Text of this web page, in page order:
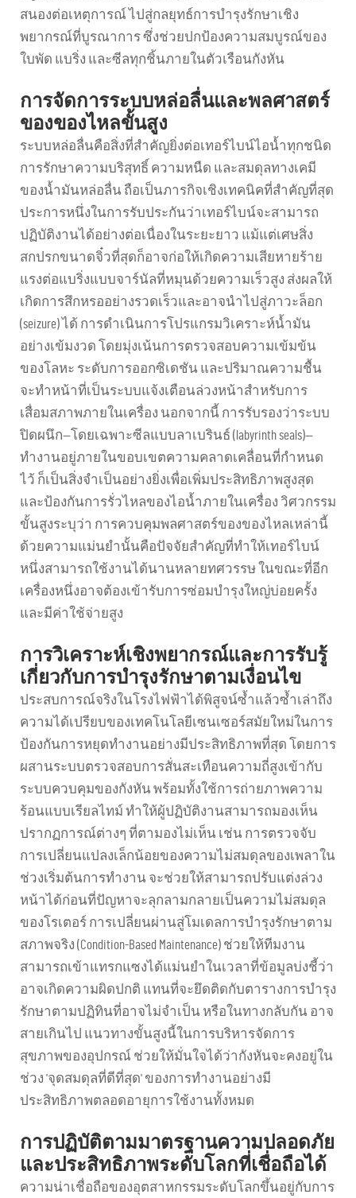
สนองต่อเหตุการณ์ ไปสู่กลยุทธ์การบำรุงรักษาเชิง
พยากรณ์ที่บูรณาการ ซึ่งช่วยปกป้องความสมบูรณ์ของ
ใบพัด แบริ่ง และซีลทุกชิ้นภายในตัวเรือนกังหัน
การจัดการระบบหล่อลื่นและพลศาสตร์
ของของไหลขั้นสูง
ระบบหล่อลื่นคือสิ่งที่สำคัญยิ่งต่อเทอร์ไบน์ไอน้ำทุกชนิด
การรักษาความบริสุทธิ์ ความหนืด และสมดุลทางเคมี
ของน้ำมันหล่อลื่น ถือเป็นภารกิจเชิงเทคนิคที่สำคัญที่สุด
ประการหนึ่งในการรับประกันว่าเทอร์ไบน์จะสามารถ
ปฏิบัติงานได้อย่างต่อเนื่องในระยะยาว แม้แต่เศษสิ่ง
สกปรกขนาดจิ๋วที่สุดก็อาจก่อให้เกิดความเสียหายร้าย
แรงต่อแบริ่งแบบจาร์นัลที่หมุนด้วยความเร็วสูง ส่งผลให้
เกิดการสึกหรออย่างรวดเร็วและอาจนำไปสู่ภาวะล็อก
(seizure) ได้ การดำเนินการโปรแกรมวิเคราะห์น้ำมัน
อย่างเข้มงวด โดยมุ่งเน้นการตรวจสอบความเข้มข้น
ของโลหะ ระดับการออกซิเดชัน และปริมาณความชื้น
จะทำหน้าที่เป็นระบบแจ้งเตือนล่วงหน้าสำหรับการ
เสื่อมสภาพภายในเครื่อง นอกจากนี้ การรับรองว่าระบบ
ปิดผนึก—โดยเฉพาะซีลแบบลาเบรินธ์ (labyrinth seals)—
ทำงานอยู่ภายในขอบเขตความคลาดเคลื่อนที่กำหนด
ไว้ ก็เป็นสิ่งจำเป็นอย่างยิ่งเพื่อเพิ่มประสิทธิภาพสูงสุด
และป้องกันการรั่วไหลของไอน้ำภายในเครื่อง วิศวกรรม
ขั้นสูงระบุว่า การควบคุมพลศาสตร์ของของไหลเหล่านี้
ด้วยความแม่นยำนั้นคือปัจจัยสำคัญที่ทำให้เทอร์ไบน์
หนึ่งสามารถใช้งานได้นานหลายทศวรรษ ในขณะที่อีก
เครื่องหนึ่งอาจต้องเข้ารับการซ่อมบำรุงใหญ่บ่อยครั้ง
และมีค่าใช้จ่ายสูง
การวิเคราะห์เชิงพยากรณ์และการรับรู้
เกี่ยวกับการบำรุงรักษาตามเงื่อนไข
ประสบการณ์จริงในโรงไฟฟ้าได้พิสูจน์ซ้ำแล้วซ้ำเล่าถึง
ความได้เปรียบของเทคโนโลยีเซนเซอร์สมัยใหม่ในการ
ป้องกันการหยุดทำงานอย่างมีประสิทธิภาพที่สุด โดยการ
ผสานระบบตรวจสอบการสั่นสะเทือนความถี่สูงเข้ากับ
ระบบควบคุมของกังหัน พร้อมทั้งใช้การถ่ายภาพความ
ร้อนแบบเรียลไทม์ ทำให้ผู้ปฏิบัติงานสามารถมองเห็น
ปรากฏการณ์ต่างๆ ที่ตามองไม่เห็น เช่น การตรวจจับ
การเปลี่ยนแปลงเล็กน้อยของความไม่สมดุลของเพลาใน
ช่วงเริ่มต้นการทำงาน จะช่วยให้สามารถปรับแต่งล่วง
หน้าได้ก่อนที่ปัญหาจะลุกลามกลายเป็นความไม่สมดุล
ของโรเตอร์ การเปลี่ยนผ่านสู่โมเดลการบำรุงรักษาตาม
สภาพจริง (Condition-Based Maintenance) ช่วยให้ทีมงาน
สามารถเข้าแทรกแซงได้แม่นยำในเวลาที่ข้อมูลบ่งชี้ว่า
อาจเกิดความผิดปกติ แทนที่จะยึดติดกับตารางการบำรุง
รักษาตามปฏิทินที่อาจไม่จำเป็น หรือในทางกลับกัน อาจ
สายเกินไป แนวทางขั้นสูงนี้ในการบริหารจัดการ
สุขภาพของอุปกรณ์ ช่วยให้มั่นใจได้ว่ากังหันจะคงอยู่ใน
ช่วง 'จุดสมดุลที่ดีที่สุด' ของการทำงานอย่างมี
ประสิทธิภาพตลอดอายุการใช้งานทั้งหมด
การปฏิบัติตามมาตรฐานความปลอดภัย
และประสิทธิภาพระดับโลกที่เชื่อถือได้
ความน่าเชื่อถือของอุตสาหกรรมระดับโลกขึ้นอยู่กับการ